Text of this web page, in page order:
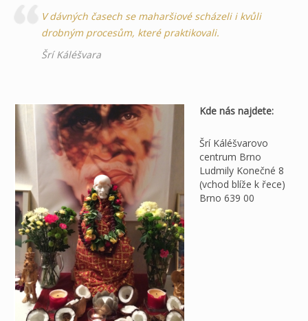
V dávných časech se maharšiové scházeli i kvůli
drobným procesům, které praktikovali.
Šrí Káléšvara
Kde nás najdete:
Šrí Káléšvarovo
centrum Brno
Ludmily Konečné 8
(vchod blíže k řece)
Brno 639 00